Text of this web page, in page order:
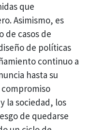
que
Asimismo, es
de casos de
de políticas
continuo a
hasta su
la sociedad, los
de quedarse